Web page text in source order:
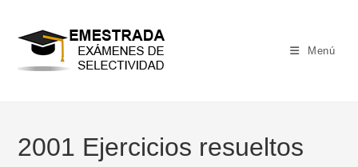
contenido
Menú
2001 Ejercicios resueltos